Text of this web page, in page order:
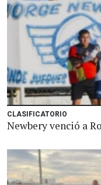
CLASIFICATORIO
Newbery venció a